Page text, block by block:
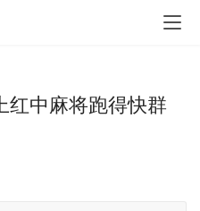
红中麻将跑得快群